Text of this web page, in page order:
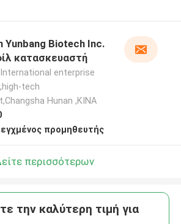
Yunbang Biotech Inc.
κατασκευαστή
enterprise
tech
Hunan ,ΚΙΝΑ
προμηθευτής
περισσότερων
την καλύτερη τιμή για